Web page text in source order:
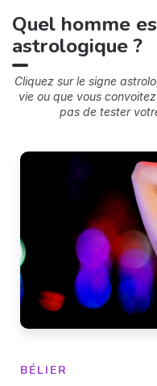
Quel homme
astrologique ?
Cliquez sur le signe
vie ou que vous
pas de tester
BÉLIER